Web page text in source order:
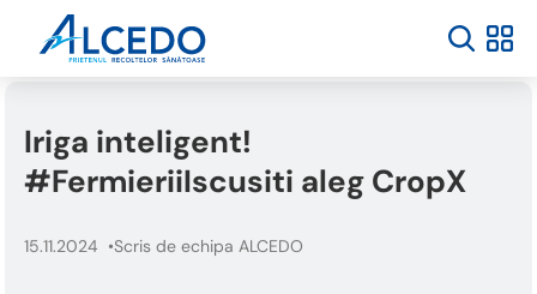
Iriga inteligent!
#FermieriiIscusiti aleg CropX
15.11.2024 Scris de echipa ALCEDO